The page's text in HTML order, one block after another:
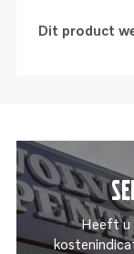
Dit product
Heeft u